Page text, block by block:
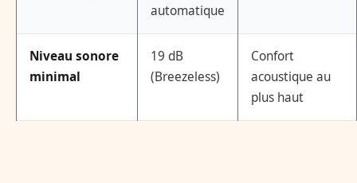
automatique
Niveau sonore
minimal
19 dB
(Breezeless)
Confort
acoustique au
plus haut